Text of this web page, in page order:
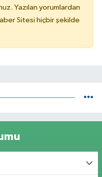
Yazılan yorumlardan
Sitesi hiçbir şekilde